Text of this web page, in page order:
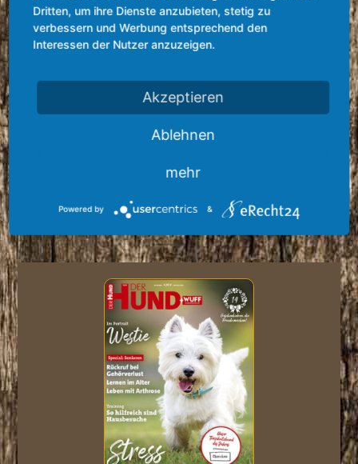
Dritten, um ihre Dienste anzubieten, stetig zu
verbessern und Werbung entsprechend den
Interessen der Nutzer anzuzeigen.
Akzeptieren
Ablehnen
mehr
Powered by &